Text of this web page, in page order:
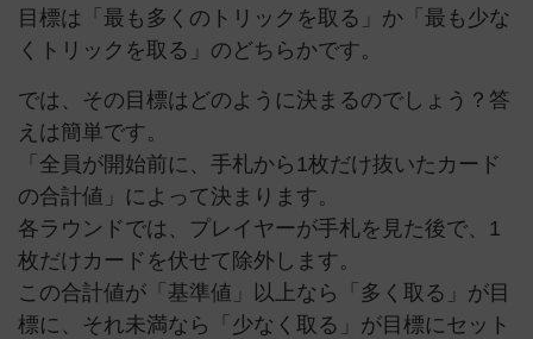
目標は「最も多くのトリックを取る」か「最も少な
くトリックを取る」のどちらかです。
では、その目標はどのように決まるのでしょう？答
えは簡単です。
「全員が開始前に、手札から1枚だけ抜いたカード
の合計値」によって決まります。
各ラウンドでは、プレイヤーが手札を見た後で、1
枚だけカードを伏せて除外します。
この合計値が「基準値」以上なら「多く取る」が目
標に、それ未満なら「少なく取る」が目標にセット